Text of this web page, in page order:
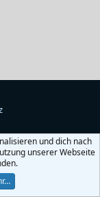
und dich nach
unserer Webseite